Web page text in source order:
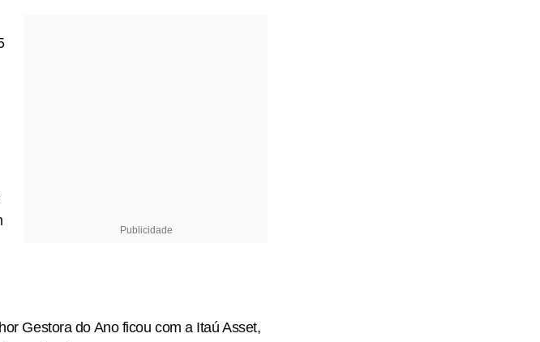
Publicidade
Gestora do Ano ficou com a Itaú Asset,